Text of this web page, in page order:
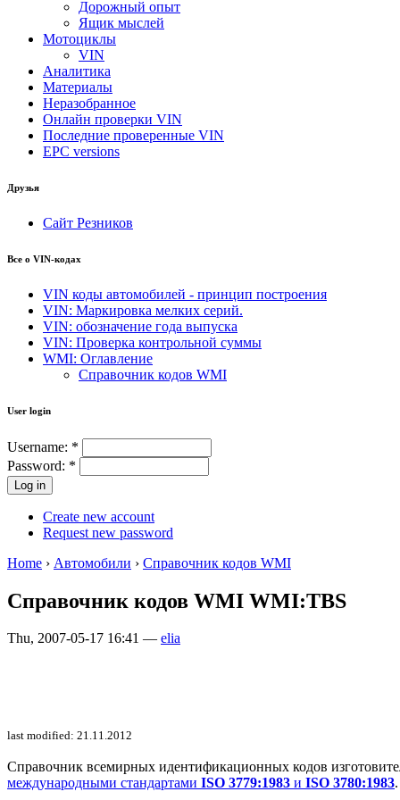
Дорожный опыт
Ящик мыслей
Мотоциклы
VIN
Аналитика
Материалы
Неразобранное
Онлайн проверки VIN
Последние проверенные VIN
EPC versions
Друзья
Сайт Резников
Все о VIN-кодах
VIN коды автомобилей - принцип построения
VIN: Маркировка мелких серий.
VIN: обозначение года выпуска
VIN: Проверка контрольной суммы
WMI: Оглавление
Справочник кодов WMI
User login
Username: *
Password: *
Create new account
Request new password
Home › Автомобили › Справочник кодов WMI
Справочник кодов WMI WMI:TBS
Thu, 2007-05-17 16:41 — elia
last modified: 21.11.2012
Справочник всемирных идентификационных кодов
международными стандартами ISO 3779:1983 и ISO 3780:1983.